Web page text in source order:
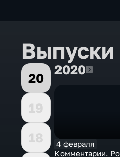
Выпуски
20
19
18
20202020
4 февраля
Комментарии.